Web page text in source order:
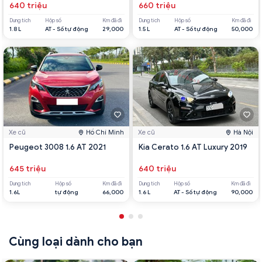
640 triệu
Dung tích
1.8 L
Hộp số
AT - Số tự động
Km đã đi
29,000
Xe cũ Hồ Chí Minh
Peugeot 3008 1.6 AT 2021
645 triệu
Dung tích
1.6L
Hộp số
tự động
Km đã đi
66,000
660 triệu
Dung tích
1.5 L
Hộp số
AT - Số tự động
Km đã đi
50,000
Xe cũ Hà Nội
Kia Cerato 1.6 AT Luxury 2019
640 triệu
Dung tích
1.6 L
Hộp số
AT - Số tự động
Km đã đi
90,000
Cùng loại dành cho bạn